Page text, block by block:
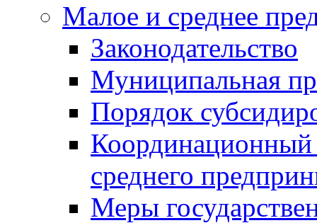
Малое и среднее
Законодательство
Муниципальная
Порядок
Координационный
среднего
Меры